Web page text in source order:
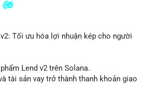
Tối ưu hóa lợi nhuận kép cho người
Lend v2 trên Solana.
tài sản vay trở thành thanh khoản giao